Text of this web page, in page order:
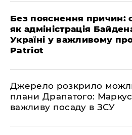
​Без пояснення причин:
як адміністрація
Україні у важливому
Patriot
​Джерело розкрило
плани Драпатого:
важливу посаду в ЗСУ